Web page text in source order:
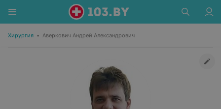
Хирургия • Аверкович Андрей Александрович